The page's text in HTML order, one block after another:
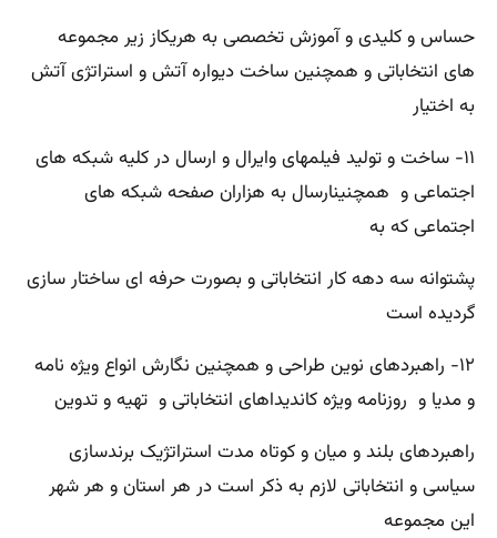
حساس و کلیدی و آموزش تخصصی به هریکاز زیر مجموعه
های انتخاباتی و همچنین ساخت دیواره آتش و استراتژی آتش
به اختیار
۱۱- ساخت و تولید فیلمهای وایرال و ارسال در کلیه شبکه های
اجتماعی و همچنینارسال به هزاران صفحه شبکه های
اجتماعی که به
پشتوانه سه دهه کار انتخاباتی و بصورت حرفه ای ساختار سازی
گردیده است
۱۲- راهبردهای نوین طراحی و همچنین نگارش انواع ویژه نامه
و مدیا و روزنامه ویژه کاندیداهای انتخاباتی و تهیه و تدوین
راهبردهای بلند و میان و کوتاه مدت استراتژیک برندسازی
سیاسی و انتخاباتی لازم به ذکر است در هر استان و هر شهر
این مجموعه